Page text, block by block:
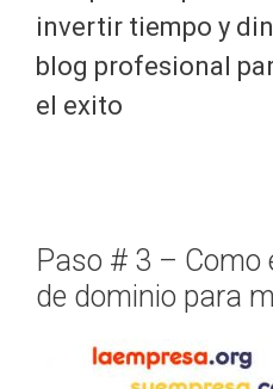
invertir tiempo y
blog profesional
el exito
Paso # 3 – Como
de dominio para